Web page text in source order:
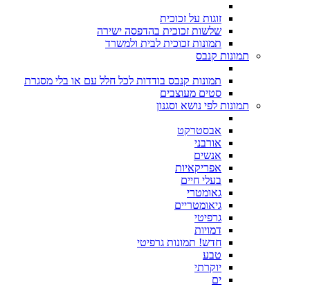
זוגות על זכוכית
שלשות זכוכית בהדפסה ישירה
תמונות זכוכית לבית ולמשרד
תמונות קנבס
תמונות קנבס בודדות לכל חלל עם או בלי מסגרת
סטים מעוצבים
תמונות לפי נושא וסגנון
אבסטרקט
אורבני
אנשים
אפריקאיות
בעלי חיים
גאומטרי
גיאומטריים
גרפיטי
דמויות
חדש! תמונות גרפיטי
טבע
יוקרתי
ים